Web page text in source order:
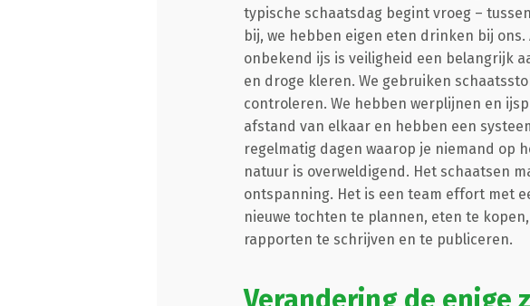
typische schaatsdag begint vroeg –
bij, we hebben eigen eten drinken bij
onbekend ijs is veiligheid een belangrijk
en droge kleren. We gebruiken
controleren. We hebben werplijnen en
afstand van elkaar en hebben een
regelmatig dagen waarop je niemand op
natuur is overweldigend. Het schaatsen
ontspanning. Het is een team effort met
nieuwe tochten te plannen, eten te
rapporten te schrijven en te publiceren.
Verandering de enige